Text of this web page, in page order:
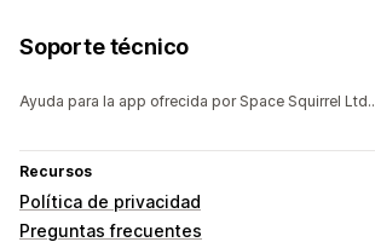
Soporte técnico
Ayuda para la app ofrecida por Space Squirrel Ltd..
Recursos
Política de privacidad
Preguntas frecuentes